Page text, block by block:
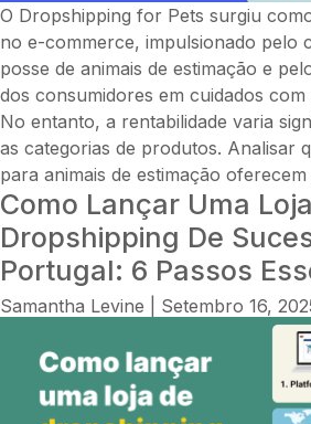
O Dropshipping for Pets surgiu
no e-commerce, impulsionado pelo
posse de animais de estimação e
dos consumidores em cuidados com
No entanto, a rentabilidade varia
as categorias de produtos. Analisar
para animais de estimação oferecem
Como Lançar Uma
Dropshipping De
Portugal: 6 Passos
Samantha Levine Setembro 16,